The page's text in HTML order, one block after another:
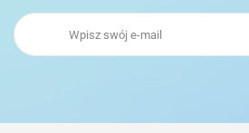
Royal Design